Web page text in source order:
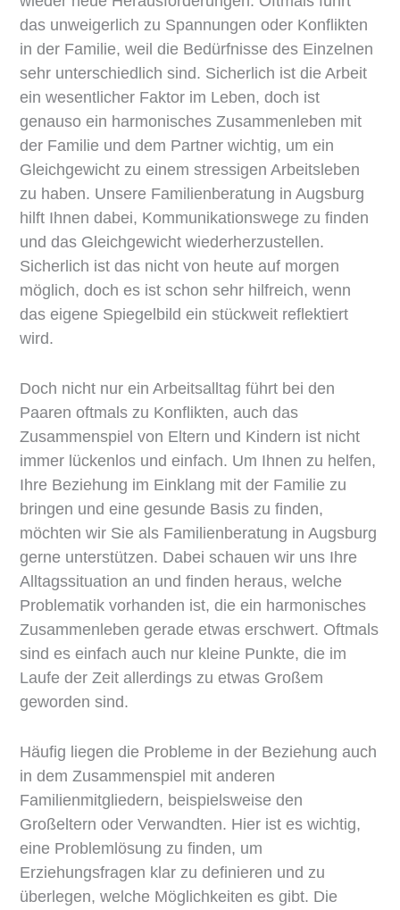
das unweigerlich zu Spannungen oder Konflikten
in der Familie, weil die Bedürfnisse des Einzelnen
sehr unterschiedlich sind. Sicherlich ist die Arbeit
ein wesentlicher Faktor im Leben, doch ist
genauso ein harmonisches Zusammenleben mit
der Familie und dem Partner wichtig, um ein
Gleichgewicht zu einem stressigen Arbeitsleben
zu haben. Unsere Familienberatung in Augsburg
hilft Ihnen dabei, Kommunikationswege zu finden
und das Gleichgewicht wiederherzustellen.
Sicherlich ist das nicht von heute auf morgen
möglich, doch es ist schon sehr hilfreich, wenn
das eigene Spiegelbild ein stückweit reflektiert
wird.
Doch nicht nur ein Arbeitsalltag führt bei den
Paaren oftmals zu Konflikten, auch das
Zusammenspiel von Eltern und Kindern ist nicht
immer lückenlos und einfach. Um Ihnen zu helfen,
Ihre Beziehung im Einklang mit der Familie zu
bringen und eine gesunde Basis zu finden,
möchten wir Sie als Familienberatung in Augsburg
gerne unterstützen. Dabei schauen wir uns Ihre
Alltagssituation an und finden heraus, welche
Problematik vorhanden ist, die ein harmonisches
Zusammenleben gerade etwas erschwert. Oftmals
sind es einfach auch nur kleine Punkte, die im
Laufe der Zeit allerdings zu etwas Großem
geworden sind.
Häufig liegen die Probleme in der Beziehung auch
in dem Zusammenspiel mit anderen
Familienmitgliedern, beispielsweise den
Großeltern oder Verwandten. Hier ist es wichtig,
eine Problemlösung zu finden, um
Erziehungsfragen klar zu definieren und zu
überlegen, welche Möglichkeiten es gibt. Die